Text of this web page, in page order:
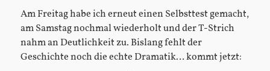
Am Freitag habe ich erneut einen Selbsttest gemacht,
am Samstag nochmal wiederholt und der T-Strich
nahm an Deutlichkeit zu. Bislang fehlt der
Geschichte noch die echte Dramatik… kommt jetzt: